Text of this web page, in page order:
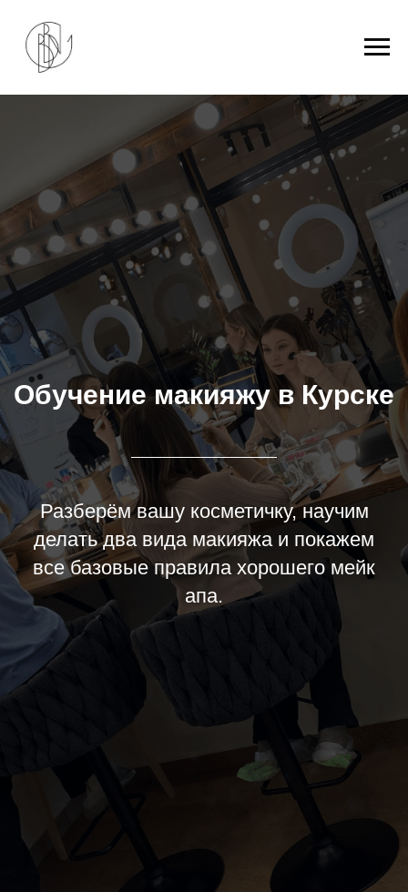
Обучение макияжу в Курске
Разберём вашу косметичку, научим
делать два вида макияжа и покажем
все базовые правила хорошего мейк
апа.